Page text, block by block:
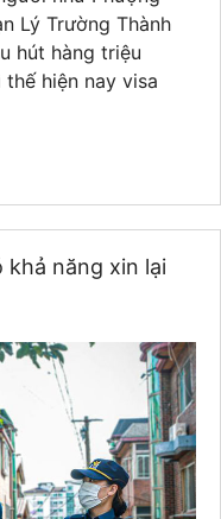
Lý Trường Thành
hút hàng triệu
hiện nay visa
năng xin lại